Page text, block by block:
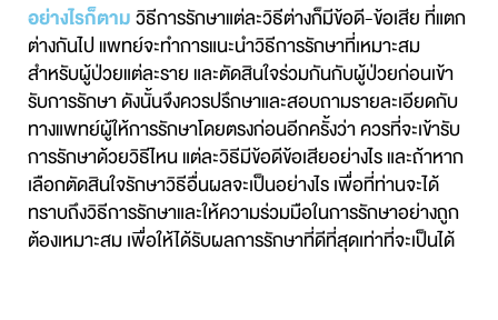
อย่างไรก็ตามวิธีการรักษาแต่ละวิธีต่างก็มีข้อดี-ข้อเสีย ที่แตก
ต่างกันไป แพทย์จะทำการแนะนำวิธีการรักษาที่เหมาะสม
สำหรับผู้ป่วยแต่ละราย และตัดสินใจร่วมกันกับผู้ป่วยก่อนเข้า
รับการรักษา ดังนั้นจึงควรปรึกษาและสอบถามรายละเอียดกับ
ทางแพทย์ผู้ให้การรักษาโดยตรงก่อนอีกครั้งว่า ควรที่จะเข้ารับ
การรักษาด้วยวิธีไหน แต่ละวิธีมีข้อดีข้อเสียอย่างไร และถ้าหาก
เลือกตัดสินใจรักษาวิธีอื่นผลจะเป็นอย่างไร เพื่อที่ท่านจะได้
ทราบถึงวิธีการรักษาและให้ความร่วมมือในการรักษาอย่างถูก
ต้องเหมาะสม เพื่อให้ได้รับผลการรักษาที่ดีที่สุดเท่าที่จะเป็นได้